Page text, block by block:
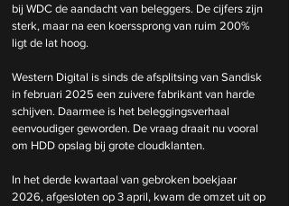
bij WDC de aandacht van beleggers. De cijfers zijn
sterk, maar na een koerssprong van ruim 200%
ligt de lat hoog.
Western Digital is sinds de afsplitsing van Sandisk
in februari 2025 een zuivere fabrikant van harde
schijven. Daarmee is het beleggingsverhaal
eenvoudiger geworden. De vraag draait nu vooral
om HDD opslag bij grote cloudklanten.
In het derde kwartaal van gebroken boekjaar
2026, afgesloten op 3 april, kwam de omzet uit op